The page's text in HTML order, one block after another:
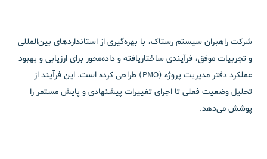
شرکت راهبران سیستم رستاک، با بهره‌گیری از استانداردهای بین‌المللی
و تجربیات موفق، فرآیندی ساختاریافته و داده‌محور برای ارزیابی و بهبود
عملکرد دفتر مدیریت پروژه (PMO) طراحی کرده است. این فرآیند از
تحلیل وضعیت فعلی تا اجرای تغییرات پیشنهادی و پایش مستمر را
پوشش می‌دهد.